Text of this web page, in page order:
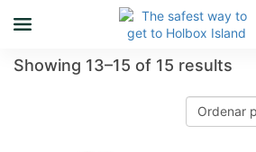
Showing 13–15 of 15 results